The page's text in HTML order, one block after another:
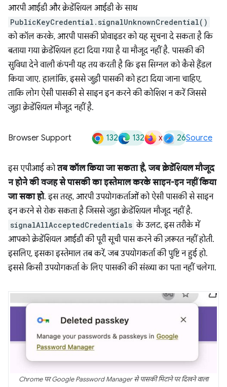
आरपी आईडी और क्रेडेंशियल आईडी के साथ
PublicKeyCredential.signalUnknownCredential()
को कॉल करके, आरपी पासकी प्रोवाइडर को यह सूचना दे सकता है कि
बताया गया क्रेडेंशियल हटा दिया गया है या मौजूद नहीं है. पासकी की
सुविधा देने वाली कंपनी यह तय करती है कि इस सिग्नल को कैसे हैंडल
किया जाए. हालांकि, इससे जुड़ी पासकी को हटा दिया जाना चाहिए,
ताकि लोग ऐसी पासकी से साइन इन करने की कोशिश न करें जिससे
जुड़ा क्रेडेंशियल मौजूद नहीं है.
Browser Support 132 132 x 26Source
इस एपीआई कोतब कॉल किया जा सकता है, जब क्रेडेंशियल मौजूद
न होने की वजह से पासकी का इस्तेमाल करके साइन-इन नहीं किया
जा सका हो. इस तरह, आरपी उपयोगकर्ताओं को ऐसी पासकी से साइन
इन करने से रोक सकता है जिससे जुड़ा क्रेडेंशियल मौजूद नहीं है.
signalAllAcceptedCredentials के उलट, इस तरीके में
आपको क्रेडेंशियल आईडी की पूरी सूची पास करने की ज़रूरत नहीं होती.
इसलिए, इसका इस्तेमाल तब करें, जब उपयोगकर्ता की पुष्टि न हुई हो.
इससे किसी उपयोगकर्ता के लिए पासकी की संख्या का पता नहीं चलेगा.
Chrome पर Google Password Manager से पासकी मिटाने पर दिखने वाला